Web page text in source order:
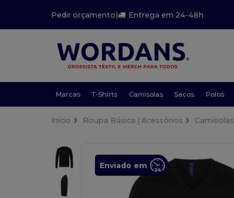
Pedir orçamento| Entrega em 24-48h
Marcas T-Shirts Camisolas Sacos Polos
Início Roupa Básica | Acessórios Camisolas
Enviado em